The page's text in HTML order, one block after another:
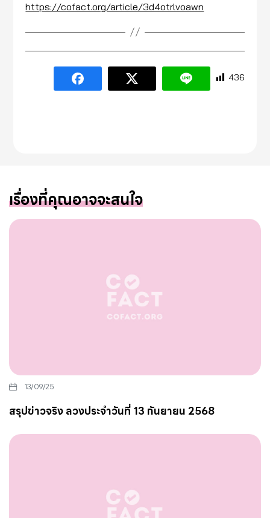
https://cofact.org/article/3d4otrlvoawn
436
เรื่องที่คุณอาจจะสนใจ
13/09/25
สรุปข่าวจริง ลวงประจำวันที่ 13 กันยายน 2568